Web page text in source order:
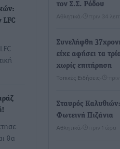
LFC
θα
τον Σ.Σ. Ρόδου
Αθλητικά πριν 34
Συνελήφθη
είχε αφήσει τα
χωρίς επιτήρηση
Τοπικές Ειδήσεις
Σταυρός
Φωτεινή Πιζάνια
Αθλητικά πριν 1 ώρα